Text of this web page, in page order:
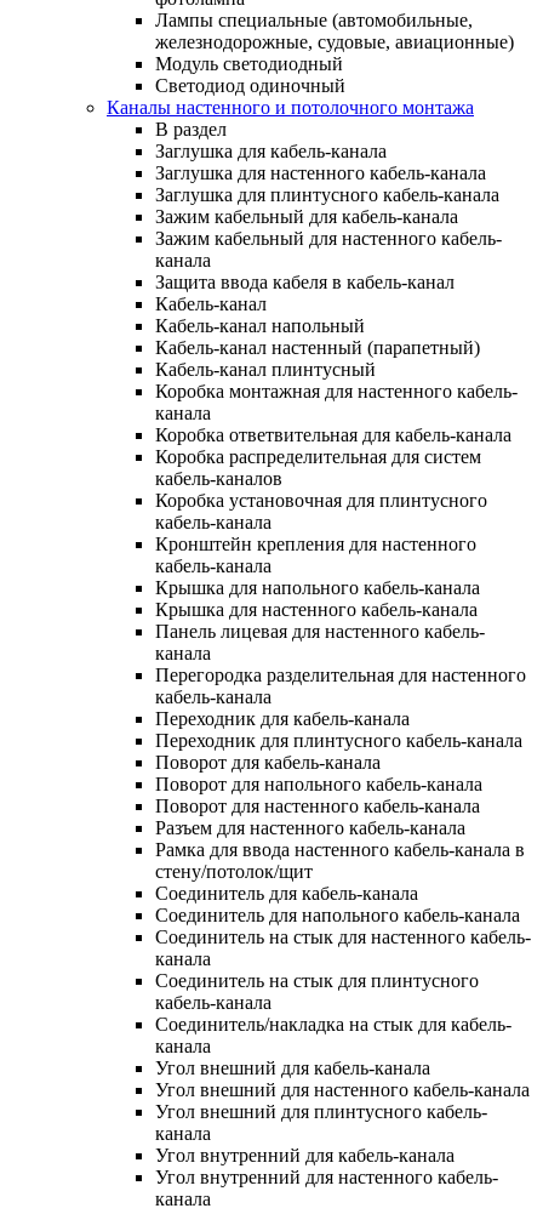
Лампы специальные (автомобильные,
железнодорожные, судовые, авиационные)
Модуль светодиодный
Светодиод одиночный
Каналы настенного и потолочного монтажа
В раздел
Заглушка для кабель-канала
Заглушка для настенного кабель-канала
Заглушка для плинтусного кабель-канала
Зажим кабельный для кабель-канала
Зажим кабельный для настенного кабель-
канала
Защита ввода кабеля в кабель-канал
Кабель-канал
Кабель-канал напольный
Кабель-канал настенный (парапетный)
Кабель-канал плинтусный
Коробка монтажная для настенного кабель-
канала
Коробка ответвительная для кабель-канала
Коробка распределительная для систем
кабель-каналов
Коробка установочная для плинтусного
кабель-канала
Кронштейн крепления для настенного
кабель-канала
Крышка для напольного кабель-канала
Крышка для настенного кабель-канала
Панель лицевая для настенного кабель-
канала
Перегородка разделительная для настенного
кабель-канала
Переходник для кабель-канала
Переходник для плинтусного кабель-канала
Поворот для кабель-канала
Поворот для напольного кабель-канала
Поворот для настенного кабель-канала
Разъем для настенного кабель-канала
Рамка для ввода настенного кабель-канала в
стену/потолок/щит
Соединитель для кабель-канала
Соединитель для напольного кабель-канала
Соединитель на стык для настенного кабель-
канала
Соединитель на стык для плинтусного
кабель-канала
Соединитель/накладка на стык для кабель-
канала
Угол внешний для кабель-канала
Угол внешний для настенного кабель-канала
Угол внешний для плинтусного кабель-
канала
Угол внутренний для кабель-канала
Угол внутренний для настенного кабель-
канала